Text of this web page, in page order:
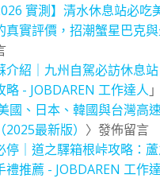
實測】清水休息站必吃
真實評價，招潮蟹星巴克
介紹｜九州自駕必訪休息
- JOBDAREN 工作達人
國、日本、韓國與台灣高
最新版） 〉發佈留言
停｜道之驛箱根峠攻略：
禮推薦 - JOBDAREN 工作